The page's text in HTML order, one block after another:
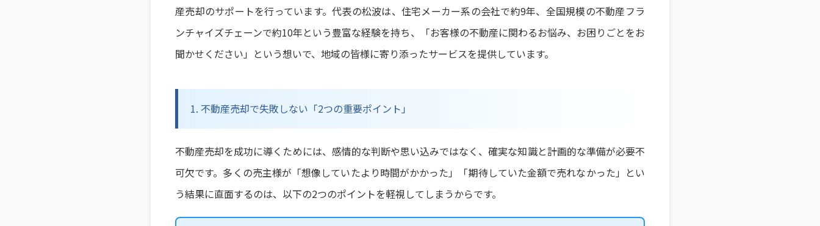
産売却のサポートを行っています。代表の松波は、住宅メーカー系の会社で約9年、全国規模の不動産フラ
ンチャイズチェーンで約10年という豊富な経験を持ち、「お客様の不動産に関わるお悩み、お困りごとをお
聞かせください」という想いで、地域の皆様に寄り添ったサービスを提供しています。
1. 不動産売却で失敗しない「2つの重要ポイント」
不動産売却を成功に導くためには、感情的な判断や思い込みではなく、確実な知識と計画的な準備が必要不
可欠です。多くの売主様が「想像していたより時間がかかった」「期待していた金額で売れなかった」とい
う結果に直面するのは、以下の2つのポイントを軽視してしまうからです。